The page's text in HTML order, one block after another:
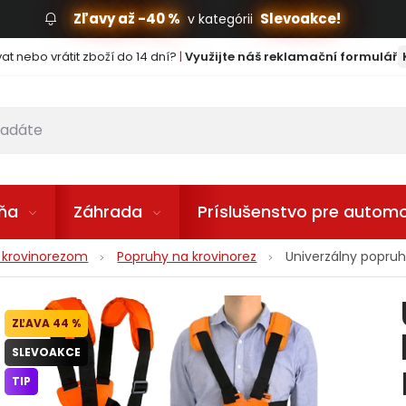
Zľavy až -40 % v kategórii Slevoakce!
nebo vrátit zboží do 14 dní? | Využijte náš reklamační formulář
Záhrada Príslušenstvo pre
Popruhy na krovinorez Univerzálny
44 %
SLEVOAKCE
TIP